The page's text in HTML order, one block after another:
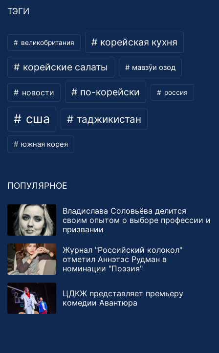
ТЭГИ
великобритания корейская кухня
корейские салаты мавзӯи озод
новости по-корейски россия
сша таджикистан
южная корея
ПОПУЛЯРНОЕ
Владислава Соловьёва делится
своим опытом о выборе профессии и
призвании
Журнал "Российский колокол"
отметил Аннэтэс Рудман в
номинации "Поэзия"
ЦДКЖ представляет премьеру
комедии Авантюра